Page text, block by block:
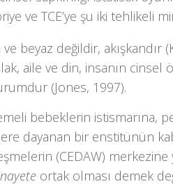
ve TCE’ye şu iki tehlikeli
beyaz değildir, akışkandır
aile ve din, insanın cinsel
(Jones, 1997).
bebeklerin istismarına,
dayanan bir enstitünün
(CEDAW)
ortak olması demek